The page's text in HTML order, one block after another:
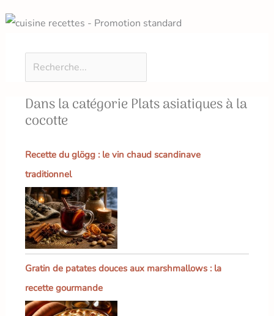
Dans la catégorie Plats asiatiques à la
cocotte
Recette du glögg : le vin chaud scandinave
traditionnel
Gratin de patates douces aux marshmallows : la
recette gourmande